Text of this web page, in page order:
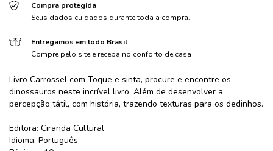
Compra protegida
Seus dados cuidados durante toda a compra.
Entregamos em todo Brasil
Compre pelo site e receba no conforto de casa
Livro Carrossel com Toque e sinta, procure e encontre os
dinossauros neste incrível livro. Além de desenvolver a
percepção tátil, com história, trazendo texturas para os dedinhos.
Editora: Ciranda Cultural
Idioma: Português